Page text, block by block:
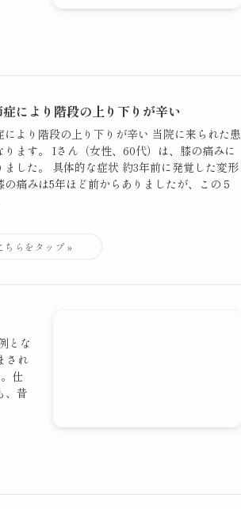
により階段の上り下りが辛い
により階段の上り下りが辛い 当院に来られた患
ります。 Iさん（女性、60代）は、膝の痛みに
ました。 具体的な症状 約3年前に発覚した変形
の痛みは5年ほど前からありましたが、この５
とな
され
仕
、昔